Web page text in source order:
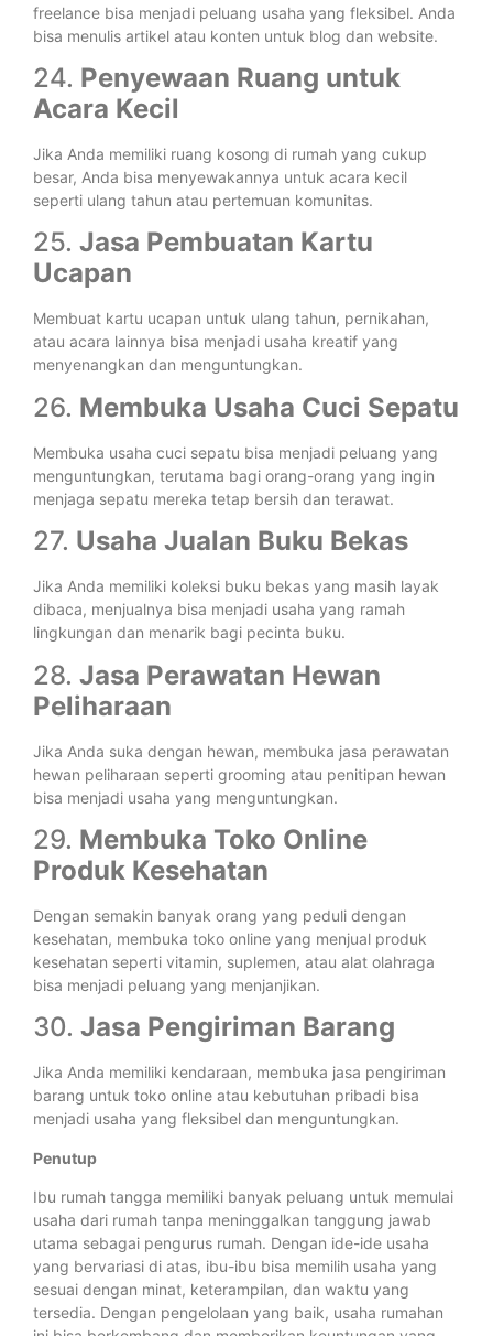
freelance bisa menjadi peluang usaha yang fleksibel. Anda
bisa menulis artikel atau konten untuk blog dan website.
24. Penyewaan Ruang untuk
Acara Kecil
Jika Anda memiliki ruang kosong di rumah yang cukup
besar, Anda bisa menyewakannya untuk acara kecil
seperti ulang tahun atau pertemuan komunitas.
25. Jasa Pembuatan Kartu
Ucapan
Membuat kartu ucapan untuk ulang tahun, pernikahan,
atau acara lainnya bisa menjadi usaha kreatif yang
menyenangkan dan menguntungkan.
26. Membuka Usaha Cuci Sepatu
Membuka usaha cuci sepatu bisa menjadi peluang yang
menguntungkan, terutama bagi orang-orang yang ingin
menjaga sepatu mereka tetap bersih dan terawat.
27. Usaha Jualan Buku Bekas
Jika Anda memiliki koleksi buku bekas yang masih layak
dibaca, menjualnya bisa menjadi usaha yang ramah
lingkungan dan menarik bagi pecinta buku.
28. Jasa Perawatan Hewan
Peliharaan
Jika Anda suka dengan hewan, membuka jasa perawatan
hewan peliharaan seperti grooming atau penitipan hewan
bisa menjadi usaha yang menguntungkan.
29. Membuka Toko Online
Produk Kesehatan
Dengan semakin banyak orang yang peduli dengan
kesehatan, membuka toko online yang menjual produk
kesehatan seperti vitamin, suplemen, atau alat olahraga
bisa menjadi peluang yang menjanjikan.
30. Jasa Pengiriman Barang
Jika Anda memiliki kendaraan, membuka jasa pengiriman
barang untuk toko online atau kebutuhan pribadi bisa
menjadi usaha yang fleksibel dan menguntungkan.
Penutup
Ibu rumah tangga memiliki banyak peluang untuk memulai
usaha dari rumah tanpa meninggalkan tanggung jawab
utama sebagai pengurus rumah. Dengan ide-ide usaha
yang bervariasi di atas, ibu-ibu bisa memilih usaha yang
sesuai dengan minat, keterampilan, dan waktu yang
tersedia. Dengan pengelolaan yang baik, usaha rumahan